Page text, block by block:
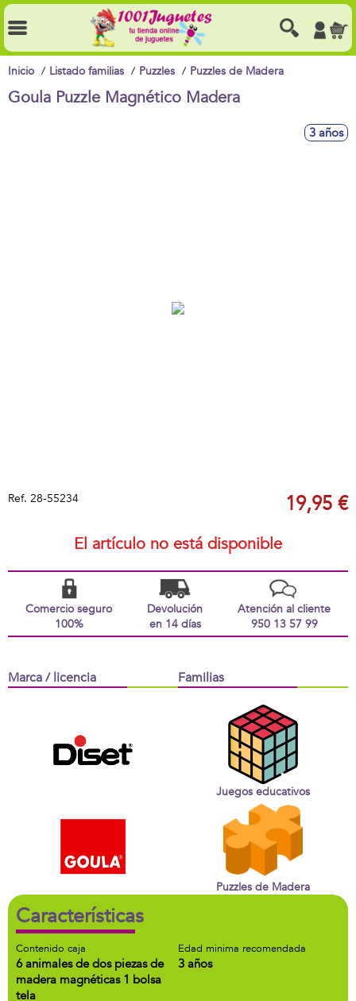
Inicio Listado familias Puzzles Puzzles de Madera
Goula Puzzle Magnético Madera
3 años
Ref. 28-55234 19,95 €
El artículo no está disponible
Comercio seguro
100%
Devolución
en 14 días
Atención al cliente
950 13 57 99
Marca / licencia Familias
Juegos educativos
Puzzles de Madera
Características
Contenido caja
6 animales de dos piezas de
madera magnéticas 1 bolsa
tela
Edad minima recomendada
3 años